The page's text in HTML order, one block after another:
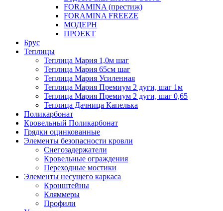
FORAMINA (престиж)
FORAMINA FREEZE
МОДЕРН
ПРОЕКТ
Брус
Теплицы
Теплица Мария 1,0м шаг
Теплица Мария 65см шаг
Теплица Мария Усиленная
Теплица Мария Премиум 2 дуги, шаг 1м
Теплица Мария Премиум 2 дуги, шаг 0,65
Теплица Дачница Капелька
Поликарбонат
Кровельный Поликарбонат
Грядки оцинкованные
Элементы безопасности кровли
Снегозадержатели
Кровельные ограждения
Переходные мостики
Элементы несущего каркаса
Кронштейны
Кляммеры
Профили